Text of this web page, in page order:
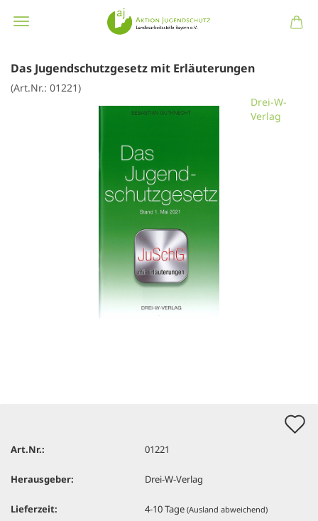
Das Jugendschutzgesetz mit Erläuterungen
(Art.Nr.: 01221)
Drei-W-
Verlag
Art.Nr.: 01221
Herausgeber: Drei-W-Verlag
Lieferzeit: 4-10 Tage(Ausland abweichend)